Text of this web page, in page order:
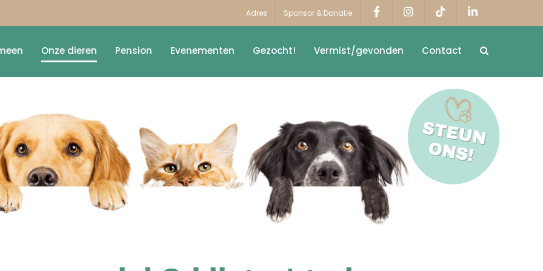
Adres Sponsor & Donatie
Onze dieren Pension Evenementen Gezocht! Vermist/gevonden Contact